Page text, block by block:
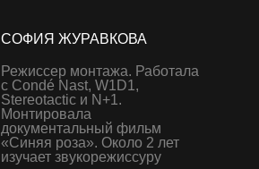
СОФИЯ ЖУРАВКОВА
Режиссер монтажа. Работала
с Condé Nast, W1D1,
Stereotactic и N+1.
Монтировала
документальный фильм
«Синяя роза». Около 2 лет
изучает звукорежиссуру